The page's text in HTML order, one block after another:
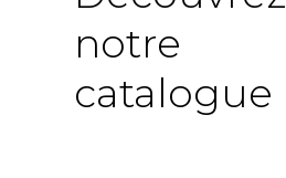
notre
catalogue